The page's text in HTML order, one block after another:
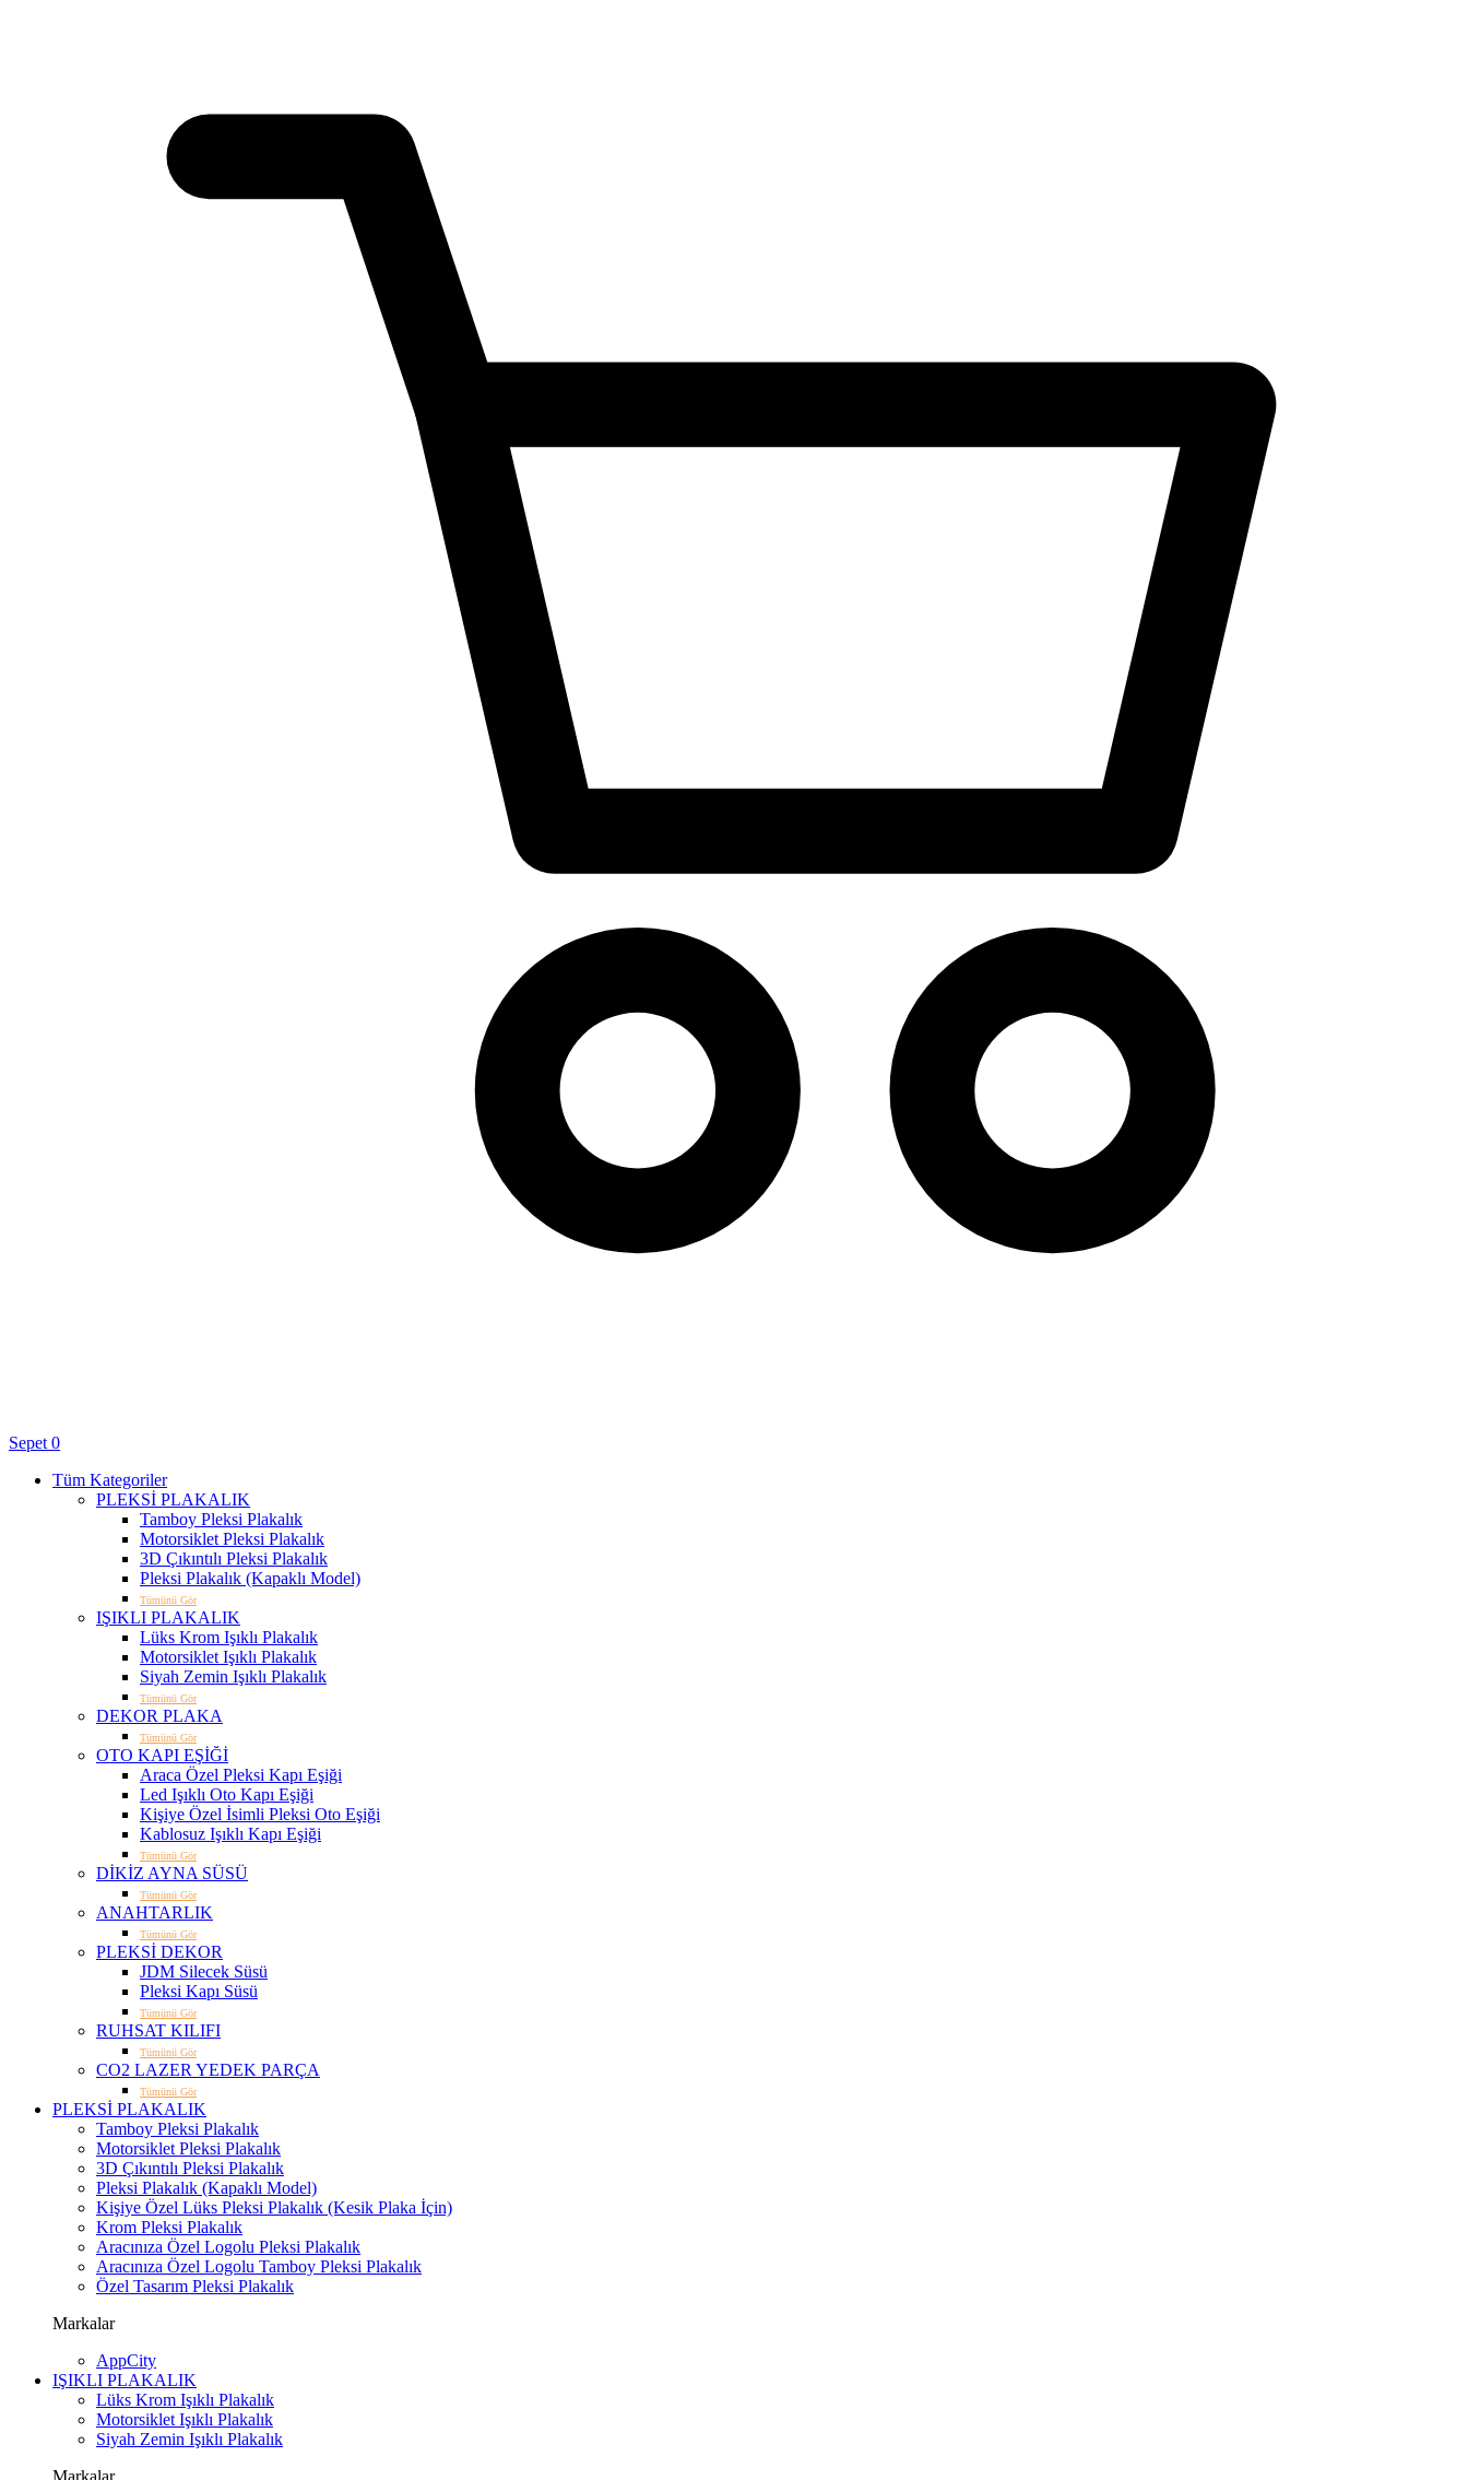
Sepet 0
Tüm Kategoriler
PLEKSİ PLAKALIK
Tamboy Pleksi Plakalık
Motorsiklet Pleksi Plakalık
3D Çıkıntılı Pleksi Plakalık
Pleksi Plakalık (Kapaklı Model)
Tümünü Gör
IŞIKLI PLAKALIK
Lüks Krom Işıklı Plakalık
Motorsiklet Işıklı Plakalık
Siyah Zemin Işıklı Plakalık
Tümünü Gör
DEKOR PLAKA
Tümünü Gör
OTO KAPI EŞİĞİ
Araca Özel Pleksi Kapı Eşiği
Led Işıklı Oto Kapı Eşiği
Kişiye Özel İsimli Pleksi Oto Eşiği
Kablosuz Işıklı Kapı Eşiği
Tümünü Gör
DİKİZ AYNA SÜSÜ
Tümünü Gör
ANAHTARLIK
Tümünü Gör
PLEKSİ DEKOR
JDM Silecek Süsü
Pleksi Kapı Süsü
Tümünü Gör
RUHSAT KILIFI
Tümünü Gör
CO2 LAZER YEDEK PARÇA
Tümünü Gör
PLEKSİ PLAKALIK
Tamboy Pleksi Plakalık
Motorsiklet Pleksi Plakalık
3D Çıkıntılı Pleksi Plakalık
Pleksi Plakalık (Kapaklı Model)
Kişiye Özel Lüks Pleksi Plakalık (Kesik Plaka İçin)
Krom Pleksi Plakalık
Aracınıza Özel Logolu Pleksi Plakalık
Aracınıza Özel Logolu Tamboy Pleksi Plakalık
Özel Tasarım Pleksi Plakalık
Markalar
AppCity
IŞIKLI PLAKALIK
Lüks Krom Işıklı Plakalık
Motorsiklet Işıklı Plakalık
Siyah Zemin Işıklı Plakalık
Markalar